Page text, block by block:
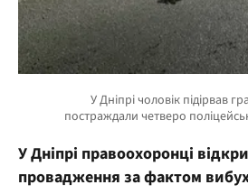
У Дніпрі правоохоронці
провадження за фактом